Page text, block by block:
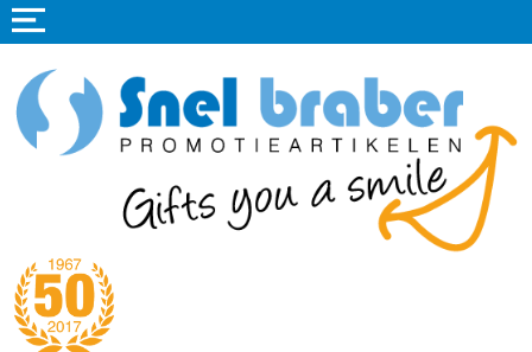
Home
Promotieartikelen
Tassen
Thema's